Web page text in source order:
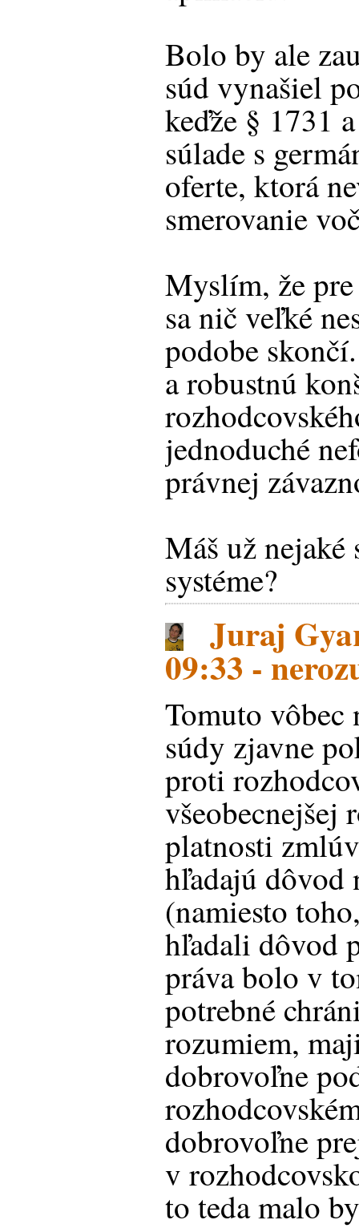
Bolo by ale
súd vynašiel
keďže § 1731
súlade s
oferte, ktorá
smerovanie
Myslím, že
sa nič veľké
podobe
a robustnú
jednoduché
právnej
Máš už nejaké
systéme?
Juraj
09:33 -
Tomuto vôbec
súdy zjavne
proti
všeobecnejšej
platnosti
hľadajú dôvod
(namiesto
hľadali dôvod
práva bolo v
potrebné
rozumiem,
dobrovoľne
dobrovoľne
v
to teda malo